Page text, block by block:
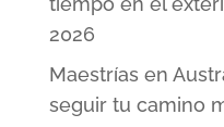
2026
Maestrías en
seguir tu camino